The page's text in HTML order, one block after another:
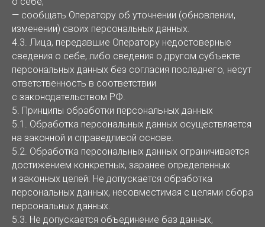
— сообщать Оператору об уточнении (обновлении,
изменении) своих персональных данных.
4.3. Лица, передавшие Оператору недостоверные
сведения о себе, либо сведения о другом субъекте
персональных данных без согласия последнего, несут
ответственность в соответствии
с законодательством РФ.
5. Принципы обработки персональных данных
5.1. Обработка персональных данных осуществляется
на законной и справедливой основе.
5.2. Обработка персональных данных ограничивается
достижением конкретных, заранее определенных
и законных целей. Не допускается обработка
персональных данных, несовместимая с целями сбора
персональных данных.
5.3. Не допускается объединение баз данных,